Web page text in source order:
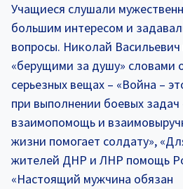
Учащиеся слушали
большим интересом и
вопросы. Николай
«берущими за душу» словами
серьезных вещах – «Война –
при выполнении боевых задач
взаимопомощь и
жизни помогает солдату»,
жителей ДНР и ЛНР помощь
«Настоящий мужчина обязан